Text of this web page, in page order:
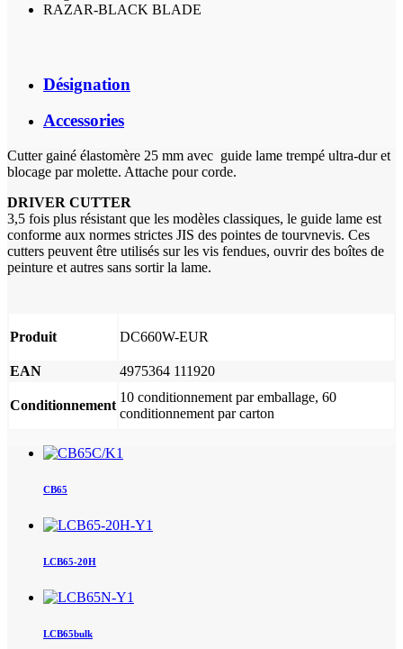
RAZAR-BLACK BLADE
Désignation
Accessories
Cutter gainé élastomère 25 mm avec guide lame trempé ultra-dur et
blocage par molette. Attache pour corde.
DRIVER CUTTER
3,5 fois plus résistant que les modèles classiques, le guide lame est
conforme aux normes strictes JIS des pointes de tourvnevis. Ces
cutters peuvent être utilisés sur les vis fendues, ouvrir des boîtes de
peinture et autres sans sortir la lame.
Produit DC660W-EUR
EAN 4975364 111920
Conditionnement
10 conditionnement par emballage, 60
conditionnement par carton
CB65
LCB65-20H
LCB65bulk